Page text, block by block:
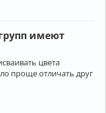
имеют
цвета
проще отличать друг